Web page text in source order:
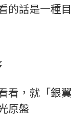
的話是一種目
看，就「銀翼
原盤